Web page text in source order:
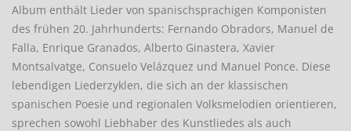
Album enthält Lieder von spanischsprachigen Komponisten
des frühen 20. Jahrhunderts: Fernando Obradors, Manuel de
Falla, Enrique Granados, Alberto Ginastera, Xavier
Montsalvatge, Consuelo Velázquez und Manuel Ponce. Diese
lebendigen Liederzyklen, die sich an der klassischen
spanischen Poesie und regionalen Volksmelodien orientieren,
sprechen sowohl Liebhaber des Kunstliedes als auch